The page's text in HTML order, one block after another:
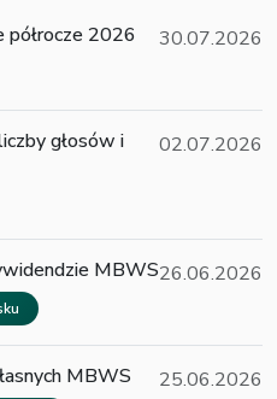
półrocze 2026 30.07.2026
głosów i
02.07.2026
MBWS26.06.2026
MBWS 25.06.2026